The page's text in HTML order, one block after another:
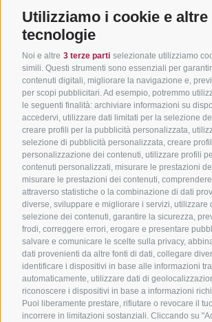
Utilizziamo i cookie e altre
tecnologie
Noi e altre 3 terze parti selezionate utilizziamo
simili. Questi strumenti sono essenziali per
contenuti digitali, migliorare la navigazione e,
per scopi pubblicitari. Ad esempio, potremmo
le seguenti finalità: archiviare informazioni su
accedervi, utilizzare dati limitati per la selezione
creare profili per la pubblicità personalizzata,
selezione di pubblicità personalizzata, creare
personalizzazione dei contenuti, utilizzare profili
contenuti personalizzati, misurare le prestazioni
misurare le prestazioni dei contenuti,
attraverso statistiche o la combinazione di dati
diverse, sviluppare e migliorare i servizi, utilizzare
selezione dei contenuti, garantire la sicurezza,
frodi, correggere errori, erogare e presentare
salvare e comunicare le scelte sulla privacy,
dati provenienti da altre fonti di dati, collegare
identificare i dispositivi in base alle informazioni
automaticamente, utilizzare dati di
riconoscere i dispositivi in base a informazioni
Puoi liberamente prestare, rifiutare o revocare il
incorrere in limitazioni sostanziali. Cliccando su
SÜDTIROL
Hotel & pacchetti
Pacchetti vacanze
Buoni vacanza
Hot Deals
Bike & Work
ADIGE
Adige
In bici da corsa
Adige
Ciclabili in Alto
Scuole bike
Tutti i tour
info@bikehotels.it
ISCRIVITI ALLA NOSTRA